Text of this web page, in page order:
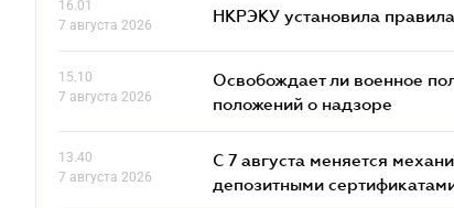
16.01
7 августа 2026
НКРЭКУ установила
15.10
7 августа 2026
Освобождает ли военное
положений о надзоре
13.40
7 августа 2026
С 7 августа меняется
депозитными